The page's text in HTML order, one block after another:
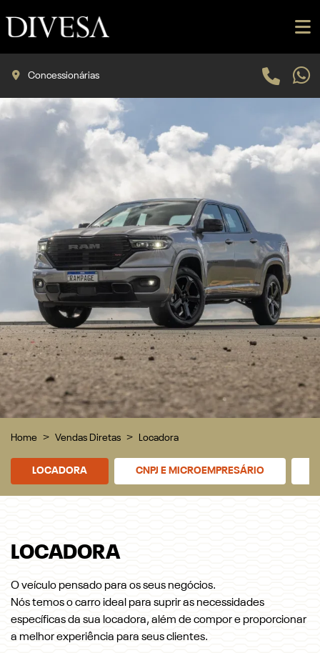
Concessionárias
Home Vendas Diretas Locadora
CNPJ E MICROEMPRESÁRIO
LOCADORA
LOCADORA
O veículo pensado para os seus negócios.
Nós temos o carro ideal para suprir as necessidades
específicas da sua locadora, além de compor e proporcionar
a melhor experiência para seus clientes.